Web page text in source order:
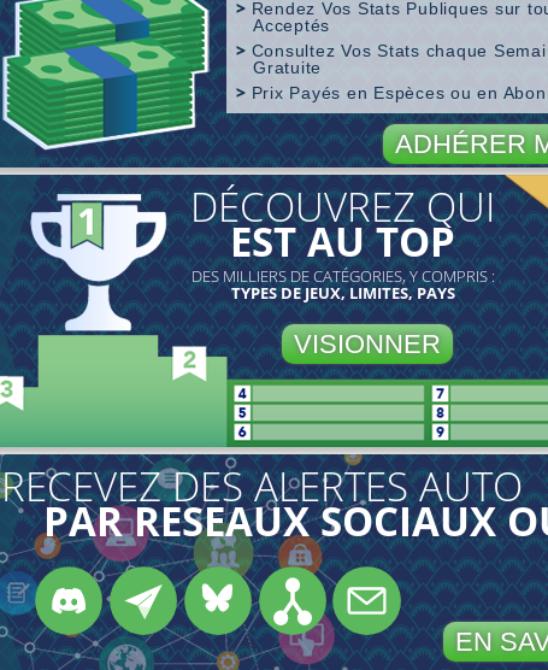
Rendez Vos Stats Publiques sur
Acceptés
Consultez Vos Stats chaque
Gratuite
Prix Payés en Espèces ou en
ADHÉRER
DÉCOUVREZ QUI
EST AU TOP
DES MILLIERS DE CATÉGORIES, Y COMPRIS :
TYPES DE JEUX, LIMITES, PAYS
VISIONNER
RECEVEZ DES ALERTES AUTO
PAR RESEAUX SOCIAUX
EN
Couverture de SharkScope